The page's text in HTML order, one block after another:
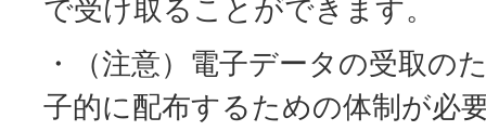
で受け取ることができます。
・（注意）電子データの受取の
子的に配布するための体制が必